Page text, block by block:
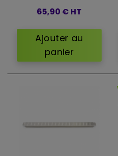
65,90 € HT
Ajouter au
panier